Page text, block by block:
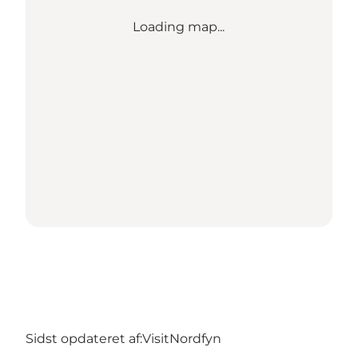
Loading map...
Sidst opdateret af:VisitNordfyn